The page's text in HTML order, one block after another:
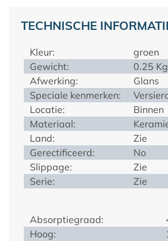
TECHNISCHE
Kleur:
groen
Gewicht:
0.25 Kg
Afwerking:
Glans
Speciale kenmerken:
Locatie:
Binnen
Materiaal:
Land:
Zie
Gerectificeerd:
No
Slippage:
Zie
Serie:
Zie
Absorptiegraad:
Hoog: